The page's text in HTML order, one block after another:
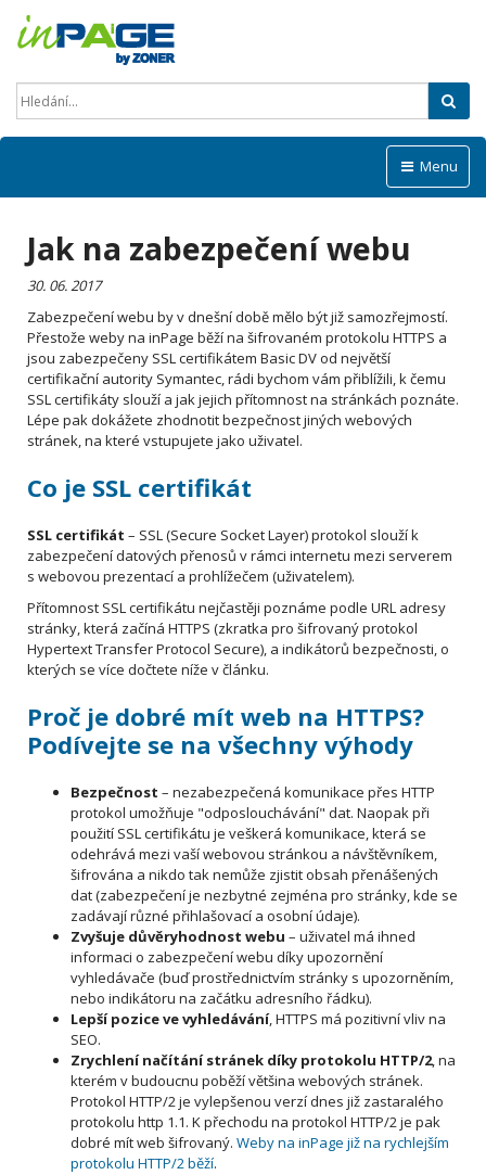
Menu
Jak na zabezpečení webu
30. 06. 2017
Zabezpečení webu by v dnešní době mělo být již samozřejmostí.
Přestože weby na inPage běží na šifrovaném protokolu HTTPS a
jsou zabezpečeny SSL certifikátem Basic DV od největší
certifikační autority Symantec, rádi bychom vám přiblížili, k čemu
SSL certifikáty slouží a jak jejich přítomnost na stránkách poznáte.
Lépe pak dokážete zhodnotit bezpečnost jiných webových
stránek, na které vstupujete jako uživatel.
Co je SSL certifikát
SSL certifikát – SSL (Secure Socket Layer) protokol slouží k
zabezpečení datových přenosů v rámci internetu mezi serverem
s webovou prezentací a prohlížečem (uživatelem).
Přítomnost SSL certifikátu nejčastěji poznáme podle URL adresy
stránky, která začíná HTTPS (zkratka pro šifrovaný protokol
Hypertext Transfer Protocol Secure), a indikátorů bezpečnosti, o
kterých se více dočtete níže v článku.
Proč je dobré mít web na HTTPS?
Podívejte se na všechny výhody
Bezpečnost – nezabezpečená komunikace přes HTTP
protokol umožňuje "odposlouchávání" dat. Naopak při
použití SSL certifikátu je veškerá komunikace, která se
odehrává mezi vaší webovou stránkou a návštěvníkem,
šifrována a nikdo tak nemůže zjistit obsah přenášených
dat (zabezpečení je nezbytné zejména pro stránky, kde se
zadávají různé přihlašovací a osobní údaje).
Zvyšuje důvěryhodnost webu – uživatel má ihned
informaci o zabezpečení webu díky upozornění
vyhledávače (buď prostřednictvím stránky s upozorněním,
nebo indikátoru na začátku adresního řádku).
Lepší pozice ve vyhledávání, HTTPS má pozitivní vliv na
SEO.
Zrychlení načítání stránek díky protokolu HTTP/2, na
kterém v budoucnu poběží většina webových stránek.
Protokol HTTP/2 je vylepšenou verzí dnes již zastaralého
protokolu http 1.1. K přechodu na protokol HTTP/2 je pak
dobré mít web šifrovaný. Weby na inPage již na rychlejším
protokolu HTTP/2 běží.